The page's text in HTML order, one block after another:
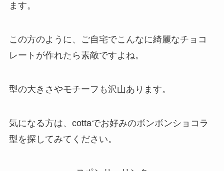
ます。
この方のように、ご自宅でこんなに綺麗なチョコ
レートが作れたら素敵ですよね。
型の大きさやモチーフも沢山あります。
気になる方は、cottaでお好みのボンボンショコラ
型を探してみてください。